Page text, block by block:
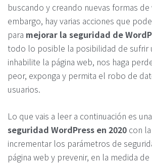
buscando y creando nuevas formas de
embargo, hay varias acciones que
para mejorar la seguridad de
todo lo posible la posibilidad de sufrir
inhabilite la página web, nos haga
peor, exponga y permita el robo de
usuarios.
Lo que vais a leer a continuación es una
seguridad WordPress en 2020 con
incrementar los parámetros de
página web y prevenir, en la medida